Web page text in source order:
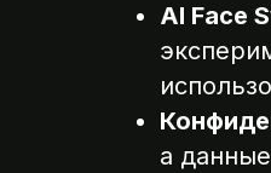
AI Face
а